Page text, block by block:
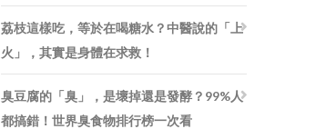
荔枝這樣吃，等於在喝糖水？中醫說的「上
火」，其實是身體在求救！
臭豆腐的「臭」，是壞掉還是發酵？99%人
都搞錯！世界臭食物排行榜一次看